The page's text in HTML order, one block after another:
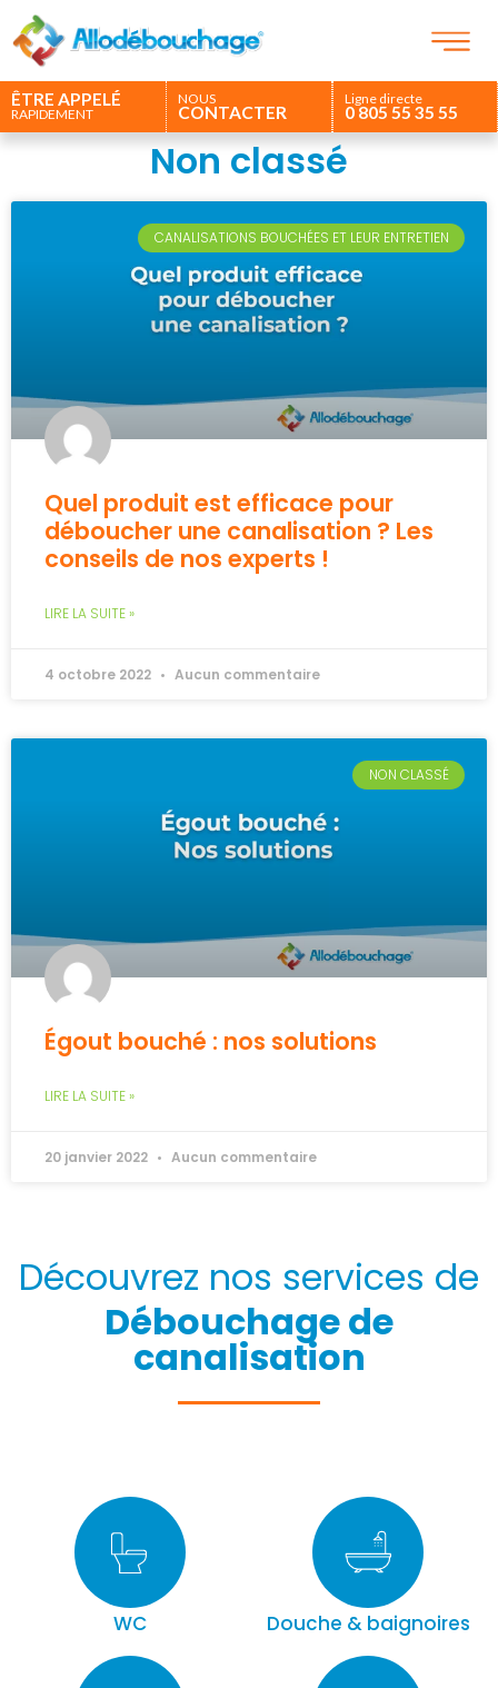
ÊTRE APPELÉ
RAPIDEMENT
NOUS
CONTACTER
Ligne directe
0 805 55 35 55
Non classé
CANALISATIONS BOUCHÉES ET LEUR ENTRETIEN
Quel produit est efficace pour
déboucher une canalisation ? Les
conseils de nos experts !
LIRE LA SUITE »
4 octobre 2022 Aucun commentaire
NON CLASSÉ
Égout bouché : nos solutions
LIRE LA SUITE »
20 janvier 2022 Aucun commentaire
Découvrez nos services de
Débouchage de
canalisation
WC Douche & baignoires